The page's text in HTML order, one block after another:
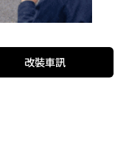
改裝車訊